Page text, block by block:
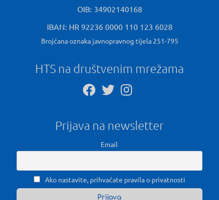
OIB: 34902140168
IBAN: HR 92236 0000 110 123 6028
Brojčana oznaka javnopravnog tijela 251-795
HTS na društvenim mrežama
Prijava na newsletter
Email
Ako nastavite, prihvaćate pravila o privatnosti